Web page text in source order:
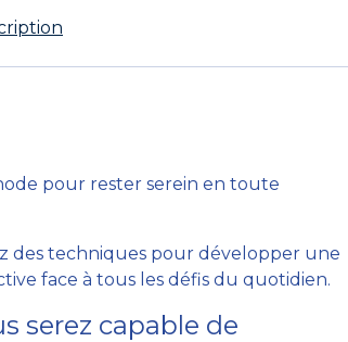
pour rester serein en toute
des techniques pour développer une
face à tous les défis du quotidien.
serez capable de